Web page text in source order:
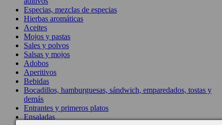
Especias, mezclas de especias
Hierbas aromáticas
Aceites
Mojos y pastas
Sales y polvos
Salsas y mojos
Adobos
Aperitivos
Bebidas
Bocadillos, hamburguesas, sándwich, emparedados, tostas y
demás
Entrantes y primeros platos
Ensaladas